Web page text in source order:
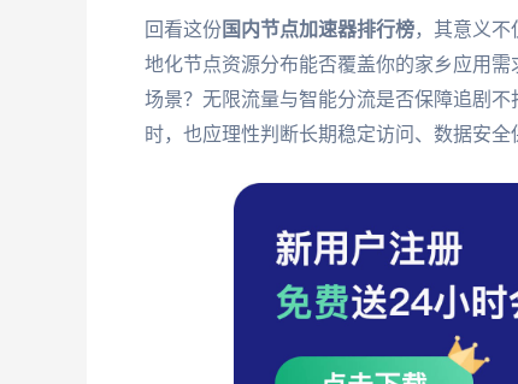
回看这份国内节点加速器排行榜，其意义
地化节点资源分布能否覆盖你的家乡应用
场景？无限流量与智能分流是否保障追剧
时，也应理性判断长期稳定访问、数据安